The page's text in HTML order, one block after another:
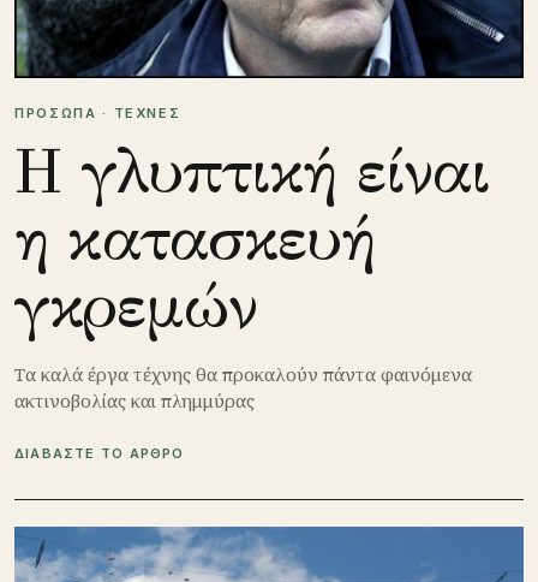
ΠΡΟΣΩΠΑ · ΤΕΧΝΕΣ
Η γλυπτική είναι
η κατασκευή
γκρεμών
Τα καλά έργα τέχνης θα προκαλούν πάντα φαινόμενα
ακτινοβολίας και πλημμύρας
ΔΙΑΒΑΣΤΕ ΤΟ ΑΡΘΡΟ